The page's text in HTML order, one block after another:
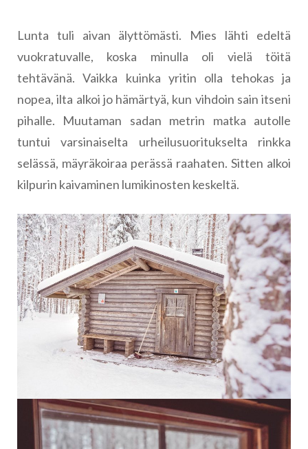
Lunta tuli aivan älyttömästi. Mies lähti edeltä
vuokratuvalle, koska minulla oli vielä töitä
tehtävänä. Vaikka kuinka yritin olla tehokas ja
nopea, ilta alkoi jo hämärtyä, kun vihdoin sain itseni
pihalle. Muutaman sadan metrin matka autolle
tuntui varsinaiselta urheilusuoritukselta rinkka
selässä, mäyräkoiraa perässä raahaten. Sitten alkoi
kilpurin kaivaminen lumikinosten keskeltä.